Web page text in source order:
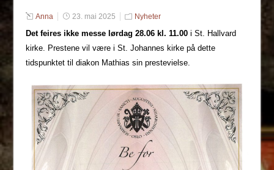
Anna 23. mai 2025 Nyheter
Det feires ikke messe lørdag 28.06 kl. 11.00 i St. Hallvard
kirke. Prestene vil være i St. Johannes kirke på dette
tidspunktet til diakon Mathias sin prestevielse.